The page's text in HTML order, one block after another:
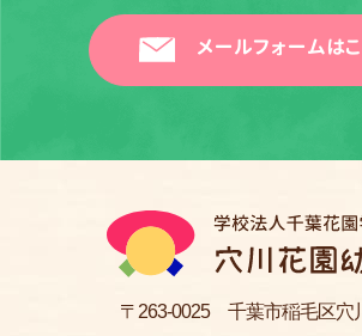
メールフォームは
〒263-0025 千葉市稲毛区穴